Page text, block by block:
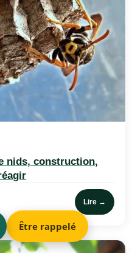
nids, construction,
Lire →